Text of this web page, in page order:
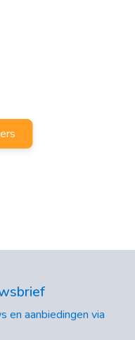
lamel 1.3 x 2.5 cm Gr.
en aanbiedingen via